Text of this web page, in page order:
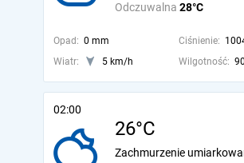
Odczuwalna 28°C
Opad: 0 mm Ciśnienie:
Wiatr:
5 km/h Wilgotność:
02:00
26°C
Zachmurzenie